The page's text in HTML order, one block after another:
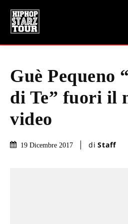
Guè Pequeno
di Te” fuori il
video
19 Dicembre 2017 di Staff